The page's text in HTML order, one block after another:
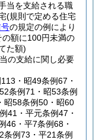
当を支給される職
(規則で定める住宅
の規定の例により
の額に100円未満の
た額)
の支給に関し必要
・昭49条例67・
条例71・昭53条例
昭58条例50・昭60
41・平元条例47・
46・平7条例68・
例73・平21条例